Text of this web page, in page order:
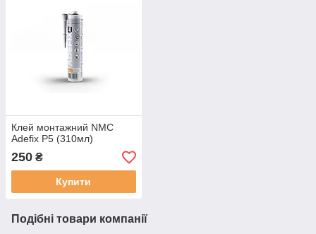
Клей монтажний NMC
Adefix P5 (310мл)
250 ₴
Купити
Подібні товари компанії